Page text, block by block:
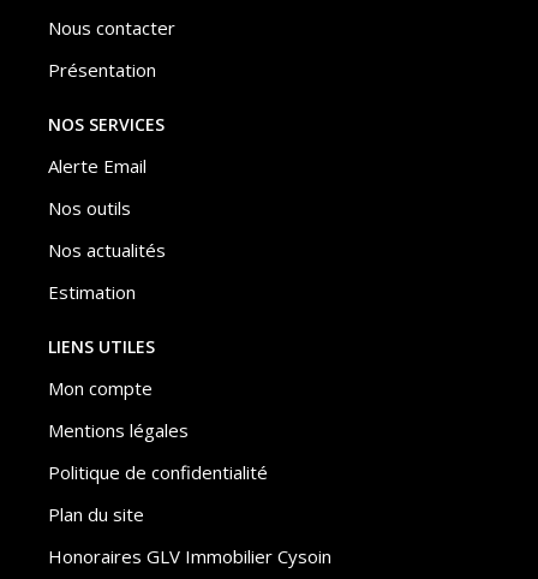
Nous contacter
Présentation
NOS SERVICES
Alerte Email
Nos outils
Nos actualités
Estimation
LIENS UTILES
Mon compte
Mentions légales
Politique de confidentialité
Plan du site
Honoraires GLV Immobilier Cysoin